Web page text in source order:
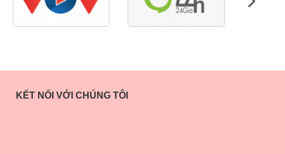
KẾT NỐI VỚI CHÚNG TÔI